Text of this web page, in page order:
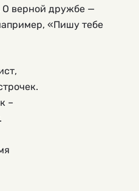
О верной дружбе —
«Пишу тебе
–